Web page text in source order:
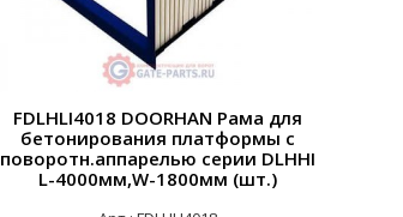
FDLHLI4018 DOORHAN Рама для
бетонирования платформы с
поворотн.аппарелью серии DLHHI
L-4000мм,W-1800мм (шт.)